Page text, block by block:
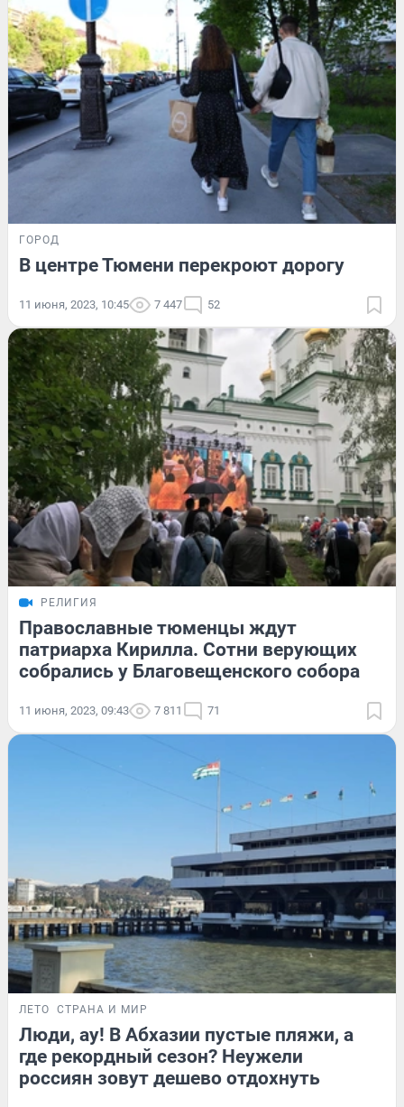
ГОРОД
В центре Тюмени перекроют дорогу
11 июня, 2023, 10:45 7 447 52
РЕЛИГИЯ
Православные тюменцы ждут
патриарха Кирилла. Сотни верующих
собрались у Благовещенского собора
11 июня, 2023, 09:43 7 811 71
ЛЕТО СТРАНА И МИР
Люди, ау! В Абхазии пустые пляжи, а
где рекордный сезон? Неужели
россиян зовут дешево отдохнуть